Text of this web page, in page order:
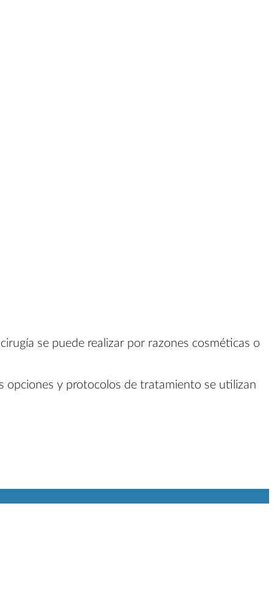
se puede realizar por razones cosméticas o
opciones y protocolos de tratamiento se utilizan